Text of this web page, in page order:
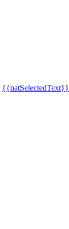
{{natSelectedText}}